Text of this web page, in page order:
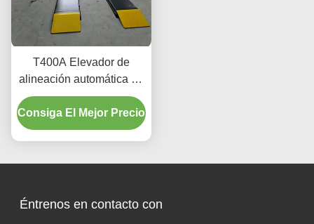
T400A Elevador de
alineación automática de
precisión 380V/220V con
diseño de perfil bajo
Consiga El Mejor Precio
Éntrenos en contacto con